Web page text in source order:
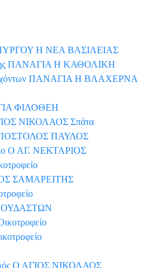
Η ΝΕΑ ΒΑΣΙΛΕΙΑΣ
ΠΑΝΑΓΙΑ Η ΚΑΘΟΛΙΚΗ
ΠΑΝΑΓΙΑ Η ΒΛΑΧΕΡΝΑ
ΦΙΛΟΘΕΗ
ΝΙΚΟΛΑΟΣ Σπάτα
ΑΠΟΣΤΟΛΟΣ ΠΑΥΛΟΣ
Ο ΑΓ. ΝΕΚΤΑΡΙΟΣ
ΣΑΜΑΡΕΙΤΗΣ
Ο ΑΓΙΟΣ ΝΙΚΟΛΑΟΣ